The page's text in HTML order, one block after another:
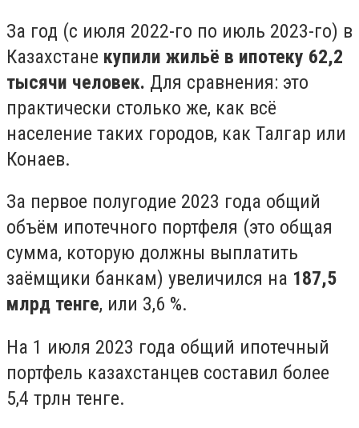
За год (с июля 2022-го по июль 2023-го) в
Казахстане купили жильё в ипотеку 62,2
тысячи человек. Для сравнения: это
практически столько же, как всё
население таких городов, как Талгар или
Конаев.
За первое полугодие 2023 года общий
объём ипотечного портфеля (это общая
сумма, которую должны выплатить
заёмщики банкам) увеличился на 187,5
млрд тенге, или 3,6 %.
На 1 июля 2023 года общий ипотечный
портфель казахстанцев составил более
5,4 трлн тенге.